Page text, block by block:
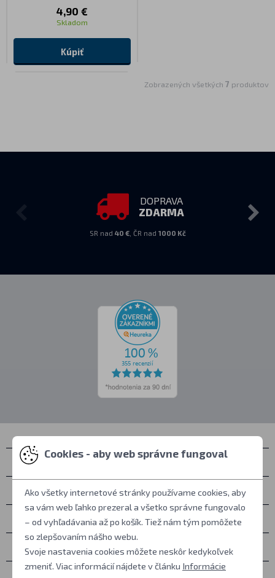
4,90 €
Skladom
Kúpiť
Zobrazených všetkých 7 produktov
DOPRAVA
ZDARMA
SR nad 40 €, ČR nad 1000 Kč
Kontakty
Zastihnete nás
Všetko o nákupe
Ďalšie informácie
Cookies - aby web správne fungoval
Ako všetky internetové stránky používame cookies, aby
sa vám web ľahko prezeral a všetko správne fungovalo
– od vyhľadávania až po košík. Tiež nám tým pomôžete
so zlepšovaním nášho webu.
Svoje nastavenia cookies môžete neskôr kedykoľvek
zmeniť. Viac informácií nájdete v článku Informácie